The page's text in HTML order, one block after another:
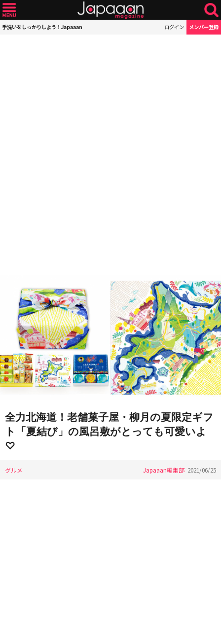
手洗いをしっかりしよう！Japaaan ログイン メンバー登録
全力北海道！老舗菓子屋・柳月の夏限定ギフ
ト「夏結び」の風呂敷がとっても可愛いよ
♡
グルメ Japaaan編集部 2021/06/25